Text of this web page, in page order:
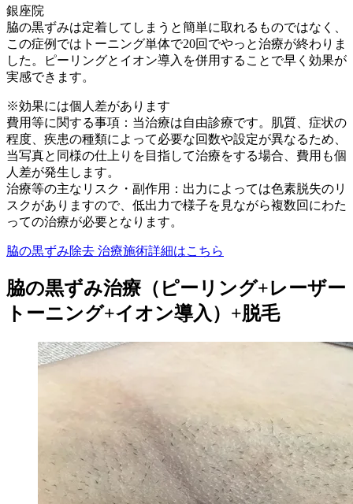
銀座院
脇の黒ずみは定着してしまうと簡単に取れるものではなく、
この症例ではトーニング単体で20回でやっと治療が終わりま
した。ピーリングとイオン導入を併用することで早く効果が
実感できます。
※効果には個人差があります
費用等に関する事項：当治療は自由診療です。肌質、症状の
程度、疾患の種類によって必要な回数や設定が異なるため、
当写真と同様の仕上りを目指して治療をする場合、費用も個
人差が発生します。
治療等の主なリスク・副作用：出力によっては色素脱失のリ
スクがありますので、低出力で様子を見ながら複数回にわた
っての治療が必要となります。
脇の黒ずみ除去 治療施術詳細はこちら
脇の黒ずみ治療（ピーリング+レーザー
トーニング+イオン導入）+脱毛